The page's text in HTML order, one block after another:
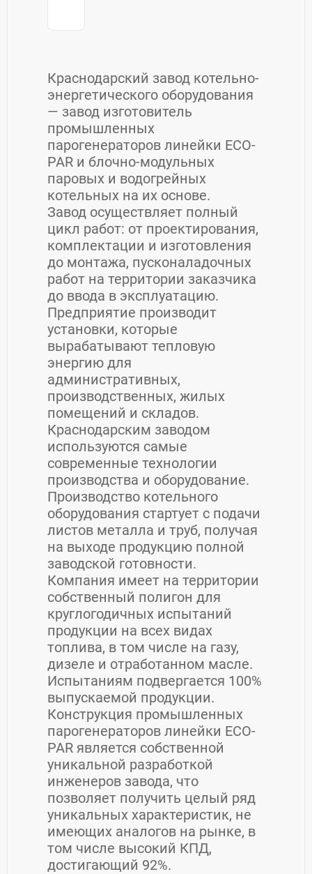
Краснодарский завод котельно-
энергетического оборудования
— завод изготовитель
промышленных
парогенераторов линейки ECO-
PAR и блочно-модульных
паровых и водогрейных
котельных на их основе.
Завод осуществляет полный
цикл работ: от проектирования,
комплектации и изготовления
до монтажа, пусконаладочных
работ на территории заказчика
до ввода в эксплуатацию.
Предприятие производит
установки, которые
вырабатывают тепловую
энергию для
административных,
производственных, жилых
помещений и складов.
Краснодарским заводом
используются самые
современные технологии
производства и оборудование.
Производство котельного
оборудования стартует с подачи
листов металла и труб, получая
на выходе продукцию полной
заводской готовности.
Компания имеет на территории
собственный полигон для
круглогодичных испытаний
продукции на всех видах
топлива, в том числе на газу,
дизеле и отработанном масле.
Испытаниям подвергается 100%
выпускаемой продукции.
Конструкция промышленных
парогенераторов линейки ECO-
PAR является собственной
уникальной разработкой
инженеров завода, что
позволяет получить целый ряд
уникальных характеристик, не
имеющих аналогов на рынке, в
том числе высокий КПД,
достигающий 92%.